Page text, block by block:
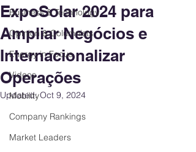
Business & Technology
Opinion & Columnists
Energy in Focus
Videos
Mobility
Company Rankings
Market Leaders
ExpoSolar 2024 para
Ampliar Negócios e
Internacionalizar
Operações
Updated:Oct 9, 2024